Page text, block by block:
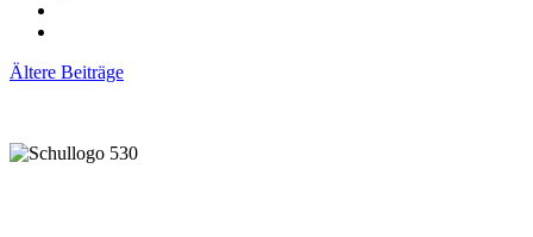
Ältere Beiträge